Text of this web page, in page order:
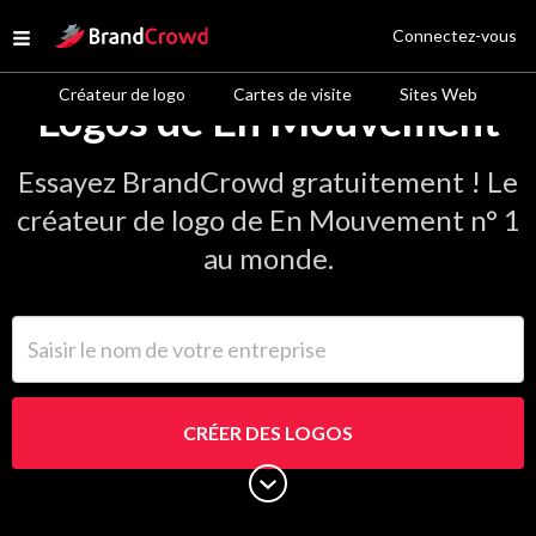
Open menu
Site Logo
Créateur de logo Cartes de visite Sites Web
Connectez-vous
Logos de En Mouvement
Essayez BrandCrowd gratuitement ! Le
créateur de logo de En Mouvement n° 1
au monde.
CRÉER DES LOGOS